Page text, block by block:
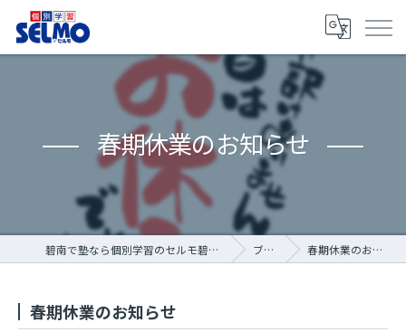
春期休業のお知らせ
碧南で塾なら個別学習のセルモ碧南霞浦教室 ブログ 春期休業のお知らせ
春期休業のお知らせ